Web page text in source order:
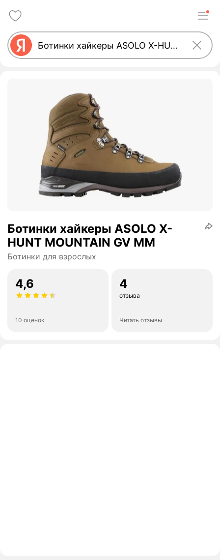
Ботинки хайкеры ASOLO X-
HUNT MOUNTAIN GV MM
Ботинки для взрослых
4,6
10 оценок
4
отзыва
Читать отзывы